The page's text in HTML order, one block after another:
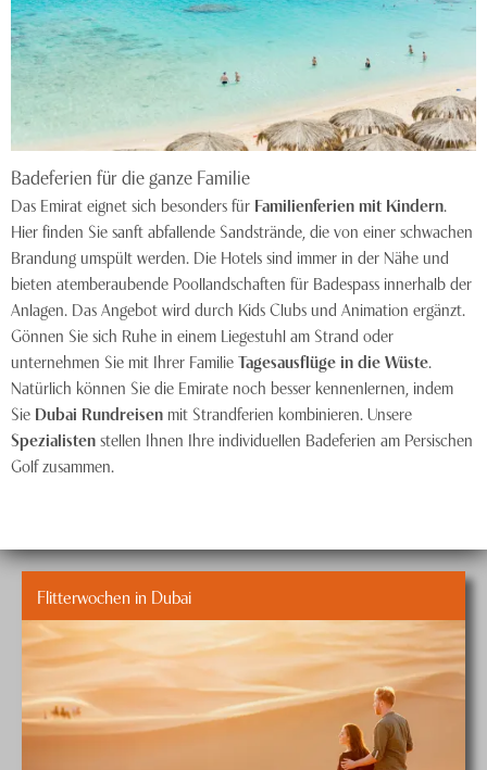
Badeferien für die ganze Familie
Das Emirat eignet sich besonders für Familienferien mit Kindern.
Hier finden Sie sanft abfallende Sandstrände, die von einer schwachen
Brandung umspült werden. Die Hotels sind immer in der Nähe und
bieten atemberaubende Poollandschaften für Badespass innerhalb der
Anlagen. Das Angebot wird durch Kids Clubs und Animation ergänzt.
Gönnen Sie sich Ruhe in einem Liegestuhl am Strand oder
unternehmen Sie mit Ihrer FamilieTagesausflüge in die Wüste.
Natürlich können Sie die Emirate noch besser kennenlernen, indem
Sie Dubai Rundreisen mit Strandferien kombinieren. Unsere
Spezialistenstellen Ihnen Ihre individuellen Badeferien am Persischen
Golf zusammen.
Flitterwochen in Dubai